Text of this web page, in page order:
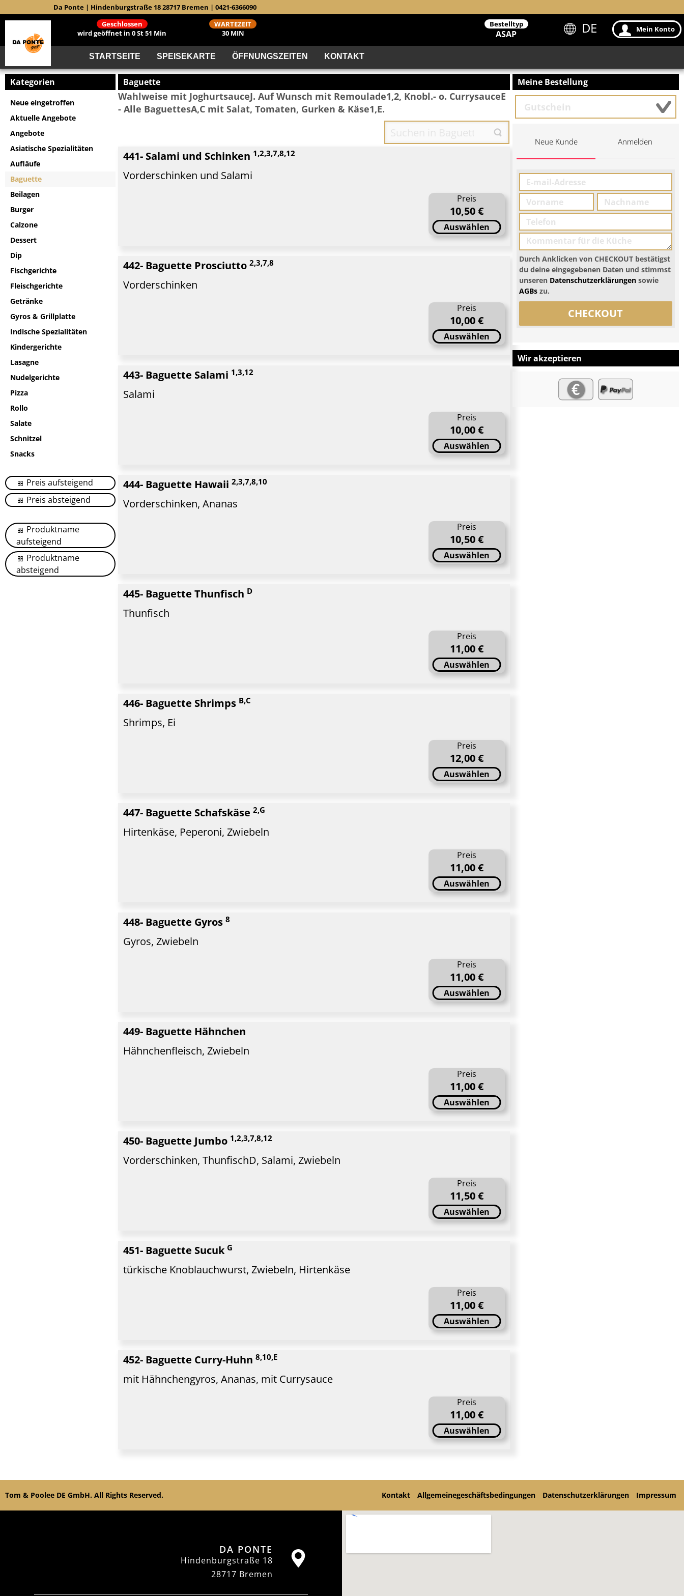
Da Ponte | Hindenburgstraße 18 28717 Bremen | 0421-6366090
Mein Konto
DE
Bestelltyp
ASAP
Geschlossen
wird geöffnet in 0 St 51 Min
WARTEZEIT
30 MIN
STARTSEITE SPEISEKARTE ÖFFNUNGSZEITEN KONTAKT
Kategorien
Neue eingetroffen
Aktuelle Angebote
Angebote
Asiatische Spezialitäten
Aufläufe
Baguette
Beilagen
Burger
Calzone
Dessert
Dip
Fischgerichte
Fleischgerichte
Getränke
Gyros & Grillplatte
Indische Spezialitäten
Kindergerichte
Lasagne
Nudelgerichte
Pizza
Rollo
Salate
Schnitzel
Snacks
Preis aufsteigend
Preis absteigend
Produktname
aufsteigend
Produktname
absteigend
Baguette
Wahlweise mit JoghurtsauceJ. Auf Wunsch mit Remoulade1,2, Knobl.- o. CurrysauceE
- Alle BaguettesA,C mit Salat, Tomaten, Gurken & Käse1,E.
441- Salami und Schinken 1,2,3,7,8,12
Vorderschinken und Salami
Preis
10,50 €
Auswählen
442- Baguette Prosciutto 2,3,7,8
Vorderschinken
Preis
10,00 €
Auswählen
443- Baguette Salami 1,3,12
Salami
Preis
10,00 €
Auswählen
444- Baguette Hawaii 2,3,7,8,10
Vorderschinken, Ananas
Preis
10,50 €
Auswählen
445- Baguette Thunfisch D
Thunfisch
Preis
11,00 €
Auswählen
446- Baguette Shrimps B,C
Shrimps, Ei
Preis
12,00 €
Auswählen
447- Baguette Schafskäse 2,G
Hirtenkäse, Peperoni, Zwiebeln
Preis
11,00 €
Auswählen
448- Baguette Gyros 8
Gyros, Zwiebeln
Preis
11,00 €
Auswählen
449- Baguette Hähnchen
Hähnchenfleisch, Zwiebeln
Preis
11,00 €
Auswählen
450- Baguette Jumbo 1,2,3,7,8,12
Vorderschinken, ThunfischD, Salami, Zwiebeln
Preis
11,50 €
Auswählen
451- Baguette Sucuk G
türkische Knoblauchwurst, Zwiebeln, Hirtenkäse
Preis
11,00 €
Auswählen
452- Baguette Curry-Huhn 8,10,E
mit Hähnchengyros, Ananas, mit Currysauce
Preis
11,00 €
Auswählen
Meine Bestellung
Neue Kunde
Durch Anklicken von CHECKOUT bestätigst
du deine eingegebenen Daten und stimmst
unseren Datenschutzerklärungensowie
AGBszu.
CHECKOUT
Anmelden
Wir akzeptieren
Tom & Poolee DE GmbH. All Rights Reserved. Kontakt Allgemeinegeschäftsbedingungen Datenschutzerklärungen Impressum
DA PONTE
Hindenburgstraße 18
28717 Bremen